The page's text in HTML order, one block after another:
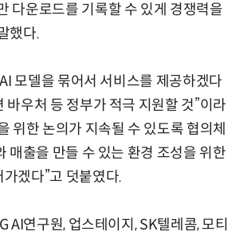
다운로드를 기록할 수 있게 경쟁력을
했다.
모델을 묶어서 서비스를 제공하겠다
바우처 등 정부가 적극 지원할 것”이라
위한 논의가 지속될 수 있도록 협의체
매출을 만들 수 있는 환경 조성을 위한
겠다”고 덧붙였다.
AI연구원, 업스테이지, SK텔레콤, 모티